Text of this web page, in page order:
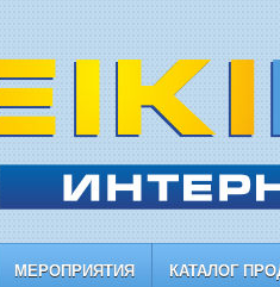
МЕРОПРИЯТИЯ КАТАЛОГ